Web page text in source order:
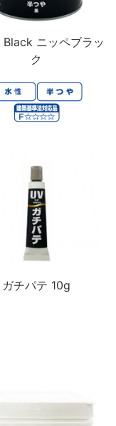
ニッペブラッ
ク
ガチパテ 10g